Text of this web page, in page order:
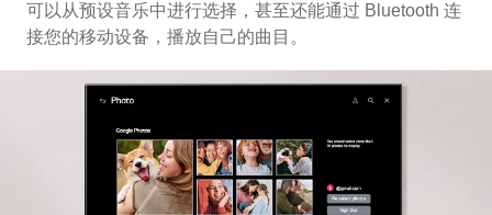
可以从预设音乐中进行选择，甚至还能通过 Bluetooth 连
接您的移动设备，播放自己的曲目。